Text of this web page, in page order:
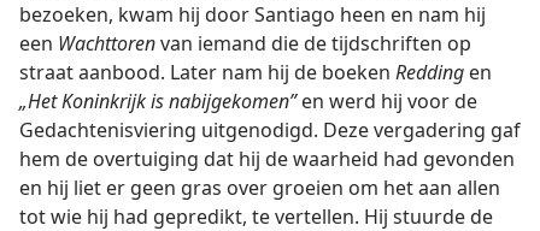
bezoeken, kwam hij door Santiago heen en nam hij
een Wachttorenvan iemand die de tijdschriften op
straat aanbood. Later nam hij de boeken Redding en
„Het Koninkrijk is nabijgekomen”en werd hij voor de
Gedachtenisviering uitgenodigd. Deze vergadering gaf
hem de overtuiging dat hij de waarheid had gevonden
en hij liet er geen gras over groeien om het aan allen
tot wie hij had gepredikt, te vertellen. Hij stuurde de